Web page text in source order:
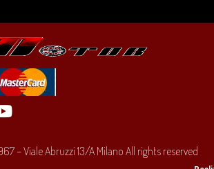
– Viale Abruzzi 13/A Milano All rights reserved